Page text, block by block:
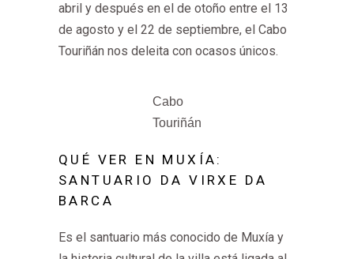
abril y después en el de otoño entre el 13
de agosto y el 22 de septiembre, el Cabo
Touriñán nos deleita con ocasos únicos.
Cabo
Touriñán
QUÉ VER EN MUXÍA:
SANTUARIO DA VIRXE DA
BARCA
Es el santuario más conocido de Muxía y